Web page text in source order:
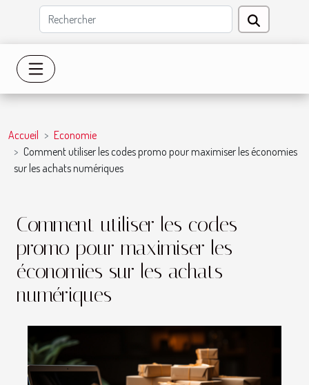
Accueil
Economie
Comment utiliser les codes promo pour maximiser les économies
sur les achats numériques
Comment utiliser les codes
promo pour maximiser les
économies sur les achats
numériques